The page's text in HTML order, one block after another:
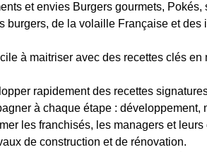
et envies Burgers gourmets,
de la volaille Française et
à maitriser avec des recettes clés
rapidement des recettes
à chaque étape :
les franchisés, les managers et
de construction et de rénovation.